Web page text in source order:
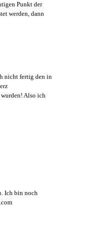
Punkt der
werden, dann
nicht fertig den in
Also ich
Ich bin noch